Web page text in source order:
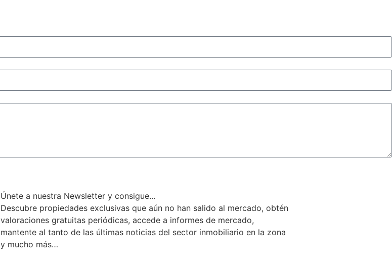
Únete a nuestra Newsletter y consigue...
Descubre propiedades exclusivas que aún no han salido al mercado, obtén
valoraciones gratuitas periódicas, accede a informes de mercado,
mantente al tanto de las últimas noticias del sector inmobiliario en la zona
y mucho más…